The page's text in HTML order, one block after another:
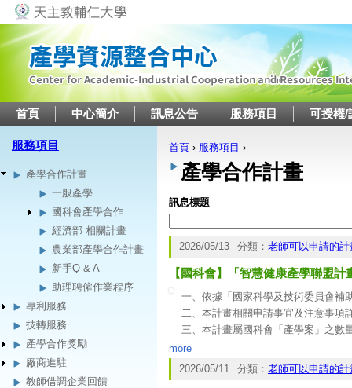
首頁 中心簡介 訊息公告 服務項目 可授權/
服務項目
產學合作計畫
一般產學
國科會產學合作
經濟部 相關計畫
農業部產學合作計畫
新手Q & A
助理聘僱作業程序
專利服務
技轉服務
產學合作獎勵
廠商進駐
教師借調企業回饋
您在這裡
首頁 › 服務項目 ›
產學合作計畫
訊息標題
2026/05/13 分類： 老師可以申請的計
【國科會】「智慧健康產學聯盟
一、依據「國家科學及技術委員會補
二、本計畫相關申請事宜及注意事項
三、本計畫屬國科會「產學案」之數
四、本計畫重點：
民眾或醫護需求為核心，鏈結臺灣醫
more
2026/05/11
分類： 老師可以申請的計